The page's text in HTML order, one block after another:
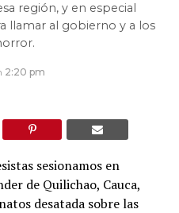
región, y en especial
llamar al gobierno y a los
2:20 pm
sesionamos en
de Quilichao, Cauca,
desatada sobre las